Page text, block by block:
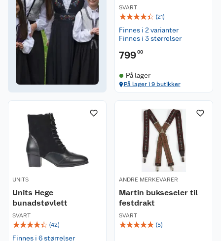
SVART
☆☆☆☆☆ (21)
Finnes i 2 varianter
Finnes i 3 størrelser
79900
På lager
På lager i 9 butikker
UNITS
Units Hege
bunadstøvlett
SVART
☆☆☆☆☆ (42)
Finnes i 6 størrelser
ANDRE MERKEVARER
Martin bukseseler til
festdrakt
SVART
☆☆☆☆☆ (5)